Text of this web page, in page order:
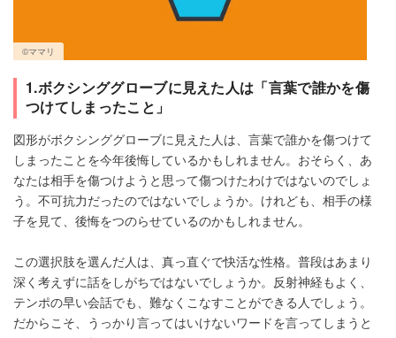
©ママリ
1.ボクシンググローブに見えた人は「言葉で誰かを傷
つけてしまったこと」
図形がボクシンググローブに見えた人は、言葉で誰かを傷つけて
しまったことを今年後悔しているかもしれません。おそらく、あ
なたは相手を傷つけようと思って傷つけたわけではないのでしょ
う。不可抗力だったのではないでしょうか。けれども、相手の様
子を見て、後悔をつのらせているのかもしれません。
この選択肢を選んだ人は、真っ直ぐで快活な性格。普段はあまり
深く考えずに話をしがちではないでしょうか。反射神経もよく、
テンポの早い会話でも、難なくこなすことができる人でしょう。
だからこそ、うっかり言ってはいけないワードを言ってしまうと